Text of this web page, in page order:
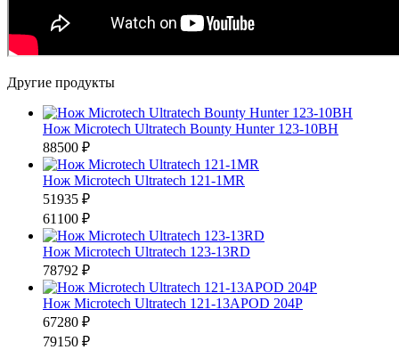
Другие продукты
Нож Microtech Ultratech Bounty Hunter 123-10BH
88500 ₽
Нож Microtech Ultratech 121-1MR
51935 ₽
61100 ₽
Нож Microtech Ultratech 123-13RD
78792 ₽
Нож Microtech Ultratech 121-13APOD 204P
67280 ₽
79150 ₽